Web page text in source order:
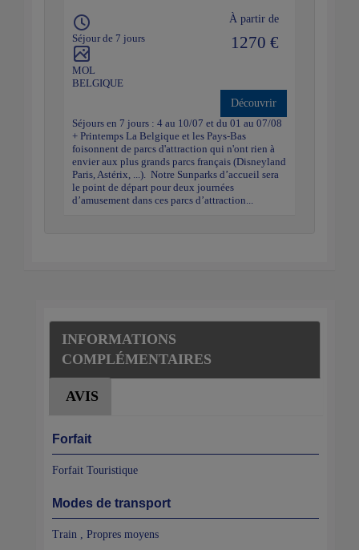
Séjour de 7 jours
MOL
BELGIQUE
À partir de
1270 €
Découvrir
Séjours en 7 jours : 4 au 10/07 et du 01 au 07/08
+ Printemps La Belgique et les Pays-Bas
foisonnent de parcs d'attraction qui n'ont rien à
envier aux plus grands parcs français (Disneyland
Paris, Astérix, ...). Notre Sunparks d’accueil sera
le point de départ pour deux journées
d’amusement dans ces parcs d’attraction...
INFORMATIONS
COMPLÉMENTAIRES
AVIS
Forfait
Forfait Touristique
Modes de transport
Train , Propres moyens